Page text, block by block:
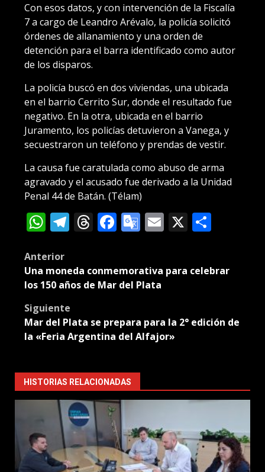
Con esos datos, y con intervención de la Fiscalía
7 a cargo de Leandro Arévalo, la policía solicitó
órdenes de allanamiento y una orden de
detención para el barra identificado como autor
de los disparos.
La policía buscó en dos viviendas, una ubicada
en el barrio Cerrito Sur, donde el resultado fue
negativo. En la otra, ubicada en el barrio
Juramento, los policías detuvieron a Vanega, y
secuestraron un teléfono y prendas de vestir.
La causa fue caratulada como abuso de arma
agravado y el acusado fue derivado a la Unidad
Penal 44 de Batán. (Télam)
WhatsApp
Telegram
Threads
Facebook
Google
Email
X
Post
navigation
Anterior
Una moneda conmemorativa para celebrar
los 150 años de Mar del Plata
Siguiente
Mar del Plata se prepara para la 2° edición de
la «Feria Argentina del Alfajor»
HISTORIAS RELACIONADAS